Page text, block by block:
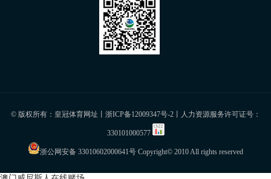
© 版权所有：皇冠体育网址丨 浙ICP备12009347号-2丨人力资源服务许可证号：
330101000577
浙公网安备 33010602000641号 Copyright© 2010 All rights reserved